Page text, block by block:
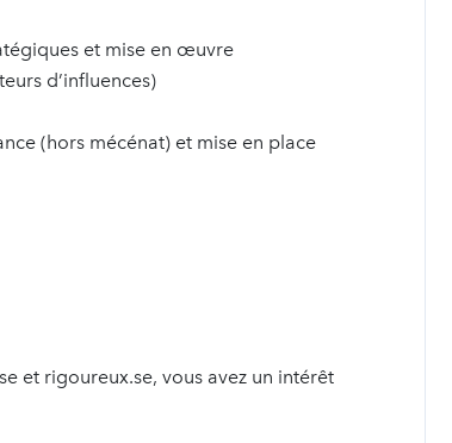
et mise en œuvre
d’influences)
(hors mécénat) et mise en place
et rigoureux.se, vous avez un intérêt